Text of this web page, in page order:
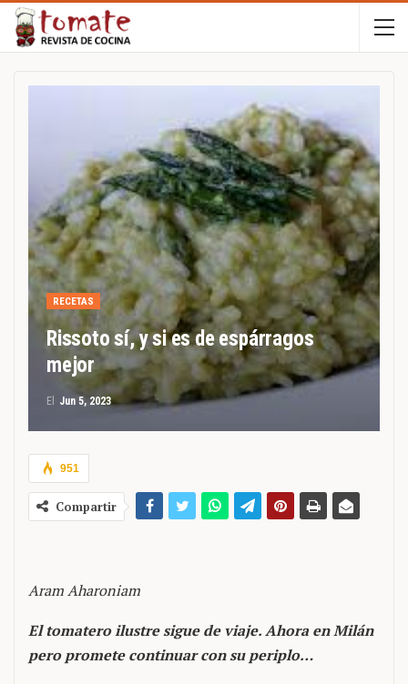
RECETAS
Rissoto sí, y si es de espárragos
mejor
El Jun 5, 2023
951
Compartir
Aram Aharoniam
El tomatero ilustre sigue de viaje. Ahora en Milán
pero promete continuar con su periplo…